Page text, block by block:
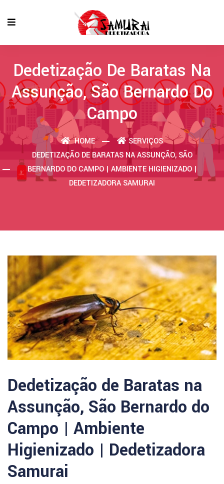
Dedetização De Baratas Na
Assunção, São Bernardo Do
Campo
HOME
SERVIÇOS
DEDETIZAÇÃO DE BARATAS NA ASSUNÇÃO, SÃO
BERNARDO DO CAMPO | AMBIENTE HIGIENIZADO |
DEDETIZADORA SAMURAI
Dedetização de Baratas na
Assunção, São Bernardo do
Campo | Ambiente
Higienizado | Dedetizadora
Samurai